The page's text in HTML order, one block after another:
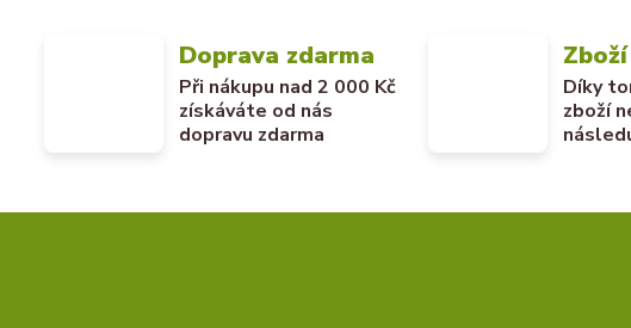
Doprava zdarma
Při nákupu nad 2 000 Kč
získáváte od nás
dopravu zdarma
Díky
zboží